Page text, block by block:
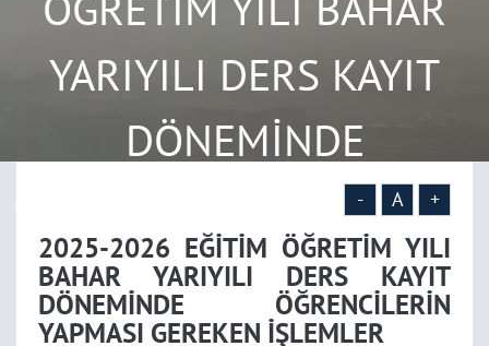
YARIYILI DERS KAYIT
DÖNEMİNDE
ÖĞRENCİLERİN YAPMASI
GEREKEN İŞLEMLER
- A +
2025-2026 EĞİTİM ÖĞRETİM YILI
BAHAR YARIYILI DERS KAYIT
DÖNEMİNDE ÖĞRENCİLERİN
YAPMASI GEREKEN İŞLEMLER